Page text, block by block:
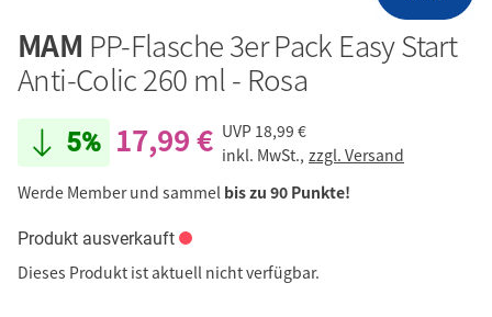
MAM PP-Flasche 3er Pack Easy Start
Anti-Colic 260 ml - Rosa
5% 17,99 € UVP 18,99 €
inkl. MwSt., zzgl. Versand
Werde Member und sammel bis zu 90 Punkte!
Produkt ausverkauft
Dieses Produkt ist aktuell nicht verfügbar.